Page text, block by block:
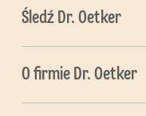
Śledź Dr. Oetker
O firmie Dr. Oetker